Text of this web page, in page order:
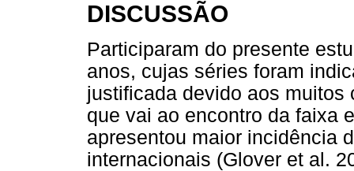
DISCUSSÃO
Participaram do presente
anos, cujas séries foram
justificada devido aos
que vai ao encontro da faixa
apresentou maior incidência
internacionais (Glover et al.